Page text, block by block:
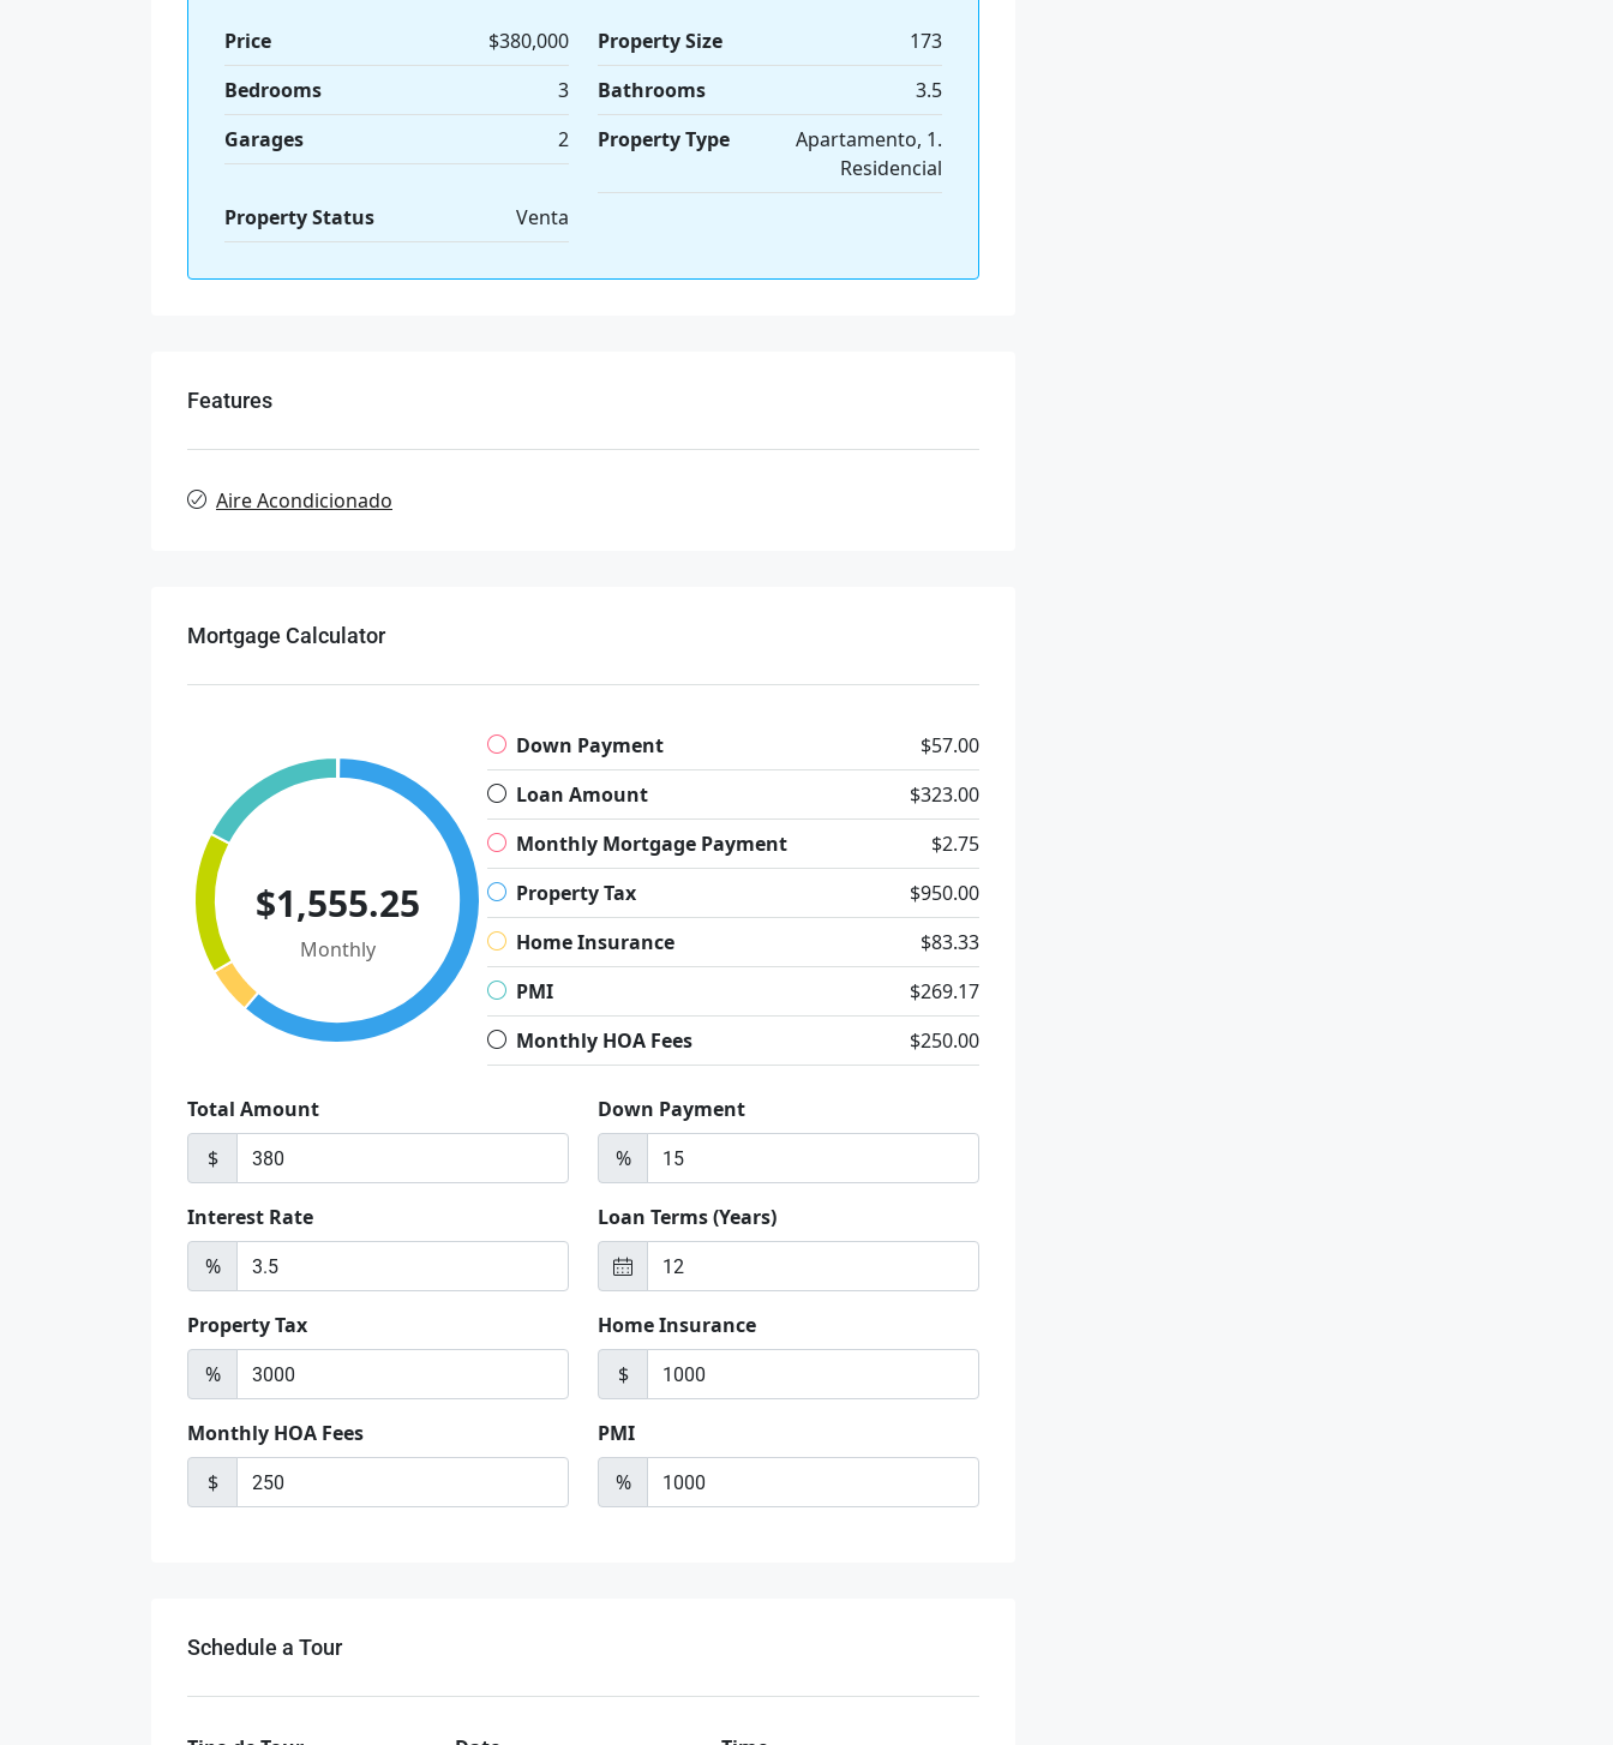
Price $380,000 Property Size
173
Bedrooms
3 Bathrooms
3.5
Garages
2 Property Type
Apartamento, 1.
Residencial
Property Status
Venta
Features
Aire Acondicionado
Mortgage Calculator
$1,555.25
Monthly
Down Payment
$57.00
Loan Amount
$323.00
Monthly Mortgage Payment
$2.75
Property Tax
$950.00
Home Insurance
$83.33
PMI
$269.17
Monthly HOA Fees
$250.00
Total Amount
$
Down Payment
%
Interest Rate
%
Loan Terms (Years)
Property Tax
%
Home Insurance
$
Monthly HOA Fees
$
PMI
%
Schedule a Tour